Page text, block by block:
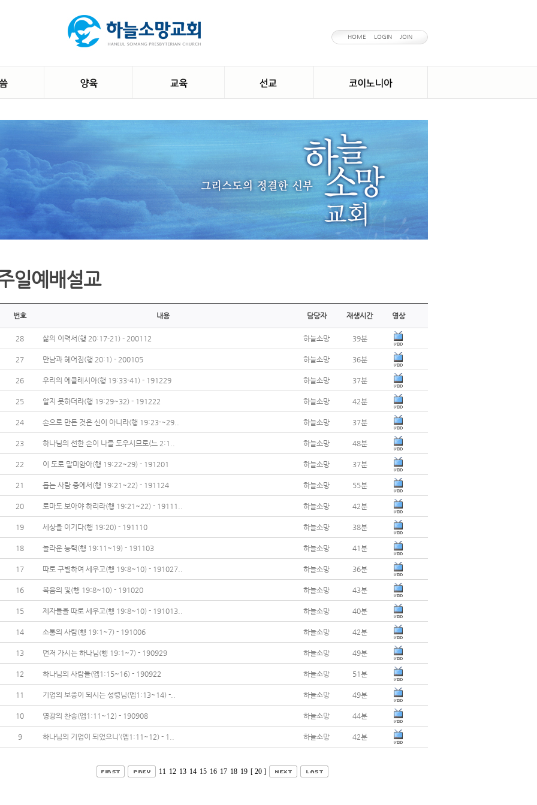
HOME LOGIN JOIN
일예배설교
번호 내용 담당자 재생시간 영상
28 삶의 이력서(행 20:17-21) - 200112 하늘소망 39분
27 만남과 헤어짐(행 20:1) - 200105 하늘소망 36분
26 우리의 에클레시아(행 19:33-41) - 191229 하늘소망 37분
25 알지 못하더라(행 19:29~32) - 191222 하늘소망 42분
24 손으로 만든 것은 신이 아니라(행 19:23-~29.. 하늘소망 37분
23 하나님의 선한 손이 나를 도우시므로(느 2:1.. 하늘소망 48분
22 이 도로 말미암아(행 19:22~29) - 191201 하늘소망 37분
21 돕는 사람 중에서(행 19:21~22) - 191124 하늘소망 55분
20 로마도 보아야 하리라(행 19:21~22) - 19111.. 하늘소망 42분
19 세상을 이기다(행 19:20) - 191110 하늘소망 38분
18 놀라운 능력(행 19:11~19) - 191103 하늘소망 41분
17 따로 구별하여 세우고(행 19:8~10) - 191027.. 하늘소망 36분
16 복음의 빛(행 19:8~10) - 191020 하늘소망 43분
15 제자들을 따로 세우고(행 19:8~10) - 191013.. 하늘소망 40분
14 소통의 사람(행 19:1~7) - 191006 하늘소망 42분
13 먼저 가시는 하나님(행 19:1~7) - 190929 하늘소망 49분
12 하나님의 사람들(엡1:15~16) - 190922 하늘소망 51분
11 기업의 보증이 되시는 성령님(엡1:13~14) -.. 하늘소망 49분
10 영광의 찬송(엡1:11~12) - 190908 하늘소망 44분
9 하나님의 기업이 되었으니’(엡1:11~12) - 1.. 하늘소망 42분
11 12 13 14 15 16 17 18 19 [ 20 ]